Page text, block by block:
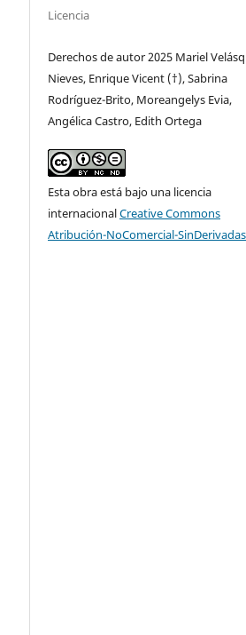
Licencia
Derechos de autor 2025 Mariel
Nieves, Enrique Vicent (†), Sabrina
Rodríguez-Brito, Moreangelys Evia,
Angélica Castro, Edith Ortega
Esta obra está bajo una licencia
internacionalCreative Commons
Atribución-NoComercial-